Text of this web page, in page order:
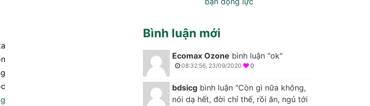
Bình luận mới
Ecomax Ozone bình luận "ok"
08:32:56, 23/09/2020 0
bdsicg bình luận "Còn gì nữa không,
nói dạ hết, đời chỉ thế, rồi ăn, ngủ tới